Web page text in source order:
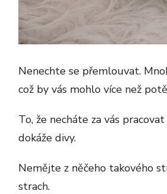
Nenechte se přemlouvat.
což by vás mohlo více než
To, že necháte za vás
dokáže divy.
Nemějte z něčeho takového
strach.